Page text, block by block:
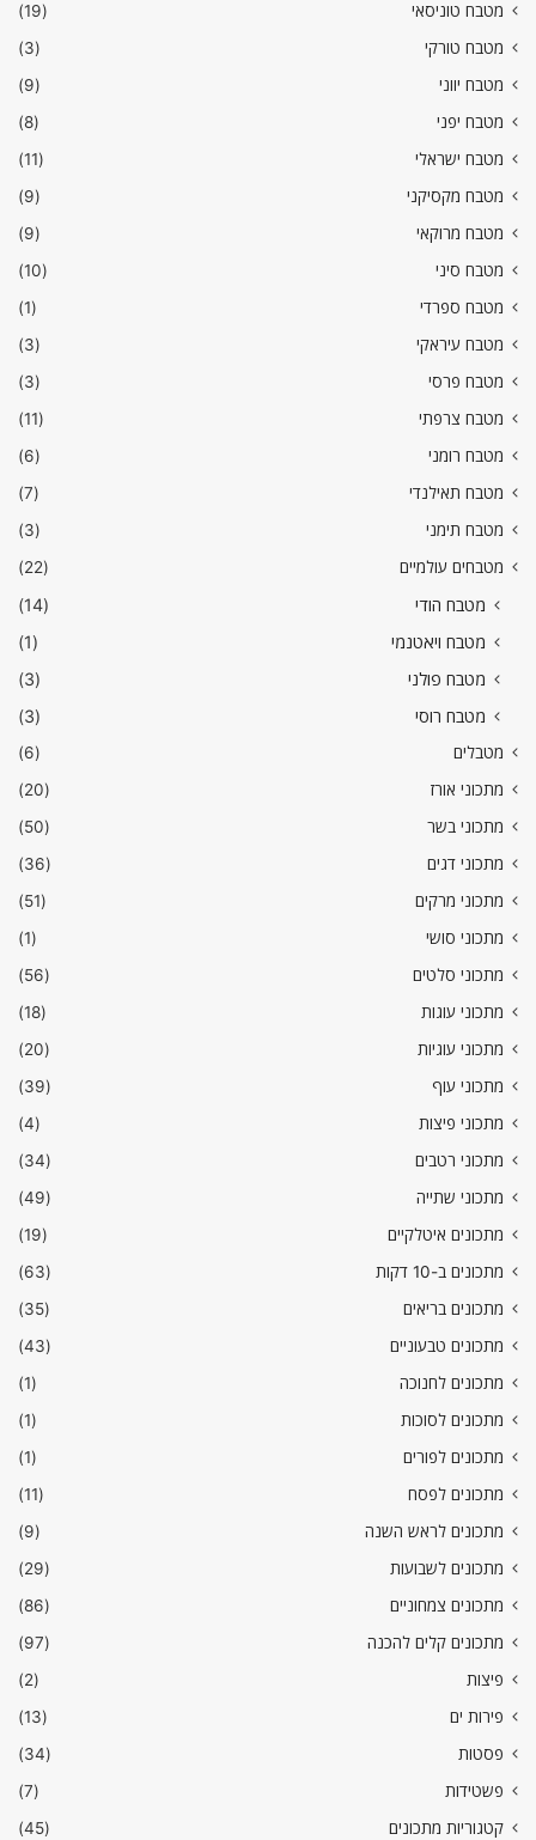
מטבח טוניסאי
(19)
מטבח טורקי
(3)
מטבח יווני
(9)
מטבח יפני
(8)
מטבח ישראלי
(11)
מטבח מקסיקני
(9)
מטבח מרוקאי
(9)
מטבח סיני
(10)
מטבח ספרדי
(1)
מטבח עיראקי
(3)
מטבח פרסי
(3)
מטבח צרפתי
(11)
מטבח רומני
(6)
מטבח תאילנדי
(7)
מטבח תימני
(3)
מטבחים עולמיים
(22)
מטבח הודי
(14)
מטבח ויאטנמי
(1)
מטבח פולני
(3)
מטבח רוסי
(3)
מטבלים
(6)
מתכוני אורז
(20)
מתכוני בשר
(50)
מתכוני דגים
(36)
מתכוני מרקים
(51)
מתכוני סושי
(1)
מתכוני סלטים
(56)
מתכוני עוגות
(18)
מתכוני עוגיות
(20)
מתכוני עוף
(39)
מתכוני פיצות
(4)
מתכוני רטבים
(34)
מתכוני שתייה
(49)
מתכונים איטלקיים
(19)
מתכונים ב-10 דקות
(63)
מתכונים בריאים
(35)
מתכונים טבעוניים
(43)
מתכונים לחנוכה
(1)
מתכונים לסוכות
(1)
מתכונים לפורים
(1)
מתכונים לפסח
(11)
מתכונים לראש השנה
(9)
מתכונים לשבועות
(29)
מתכונים צמחוניים
(86)
מתכונים קלים להכנה
(97)
פיצות
(2)
פירות ים
(13)
פסטות
(34)
פשטידות
(7)
קטגוריות מתכונים
(45)